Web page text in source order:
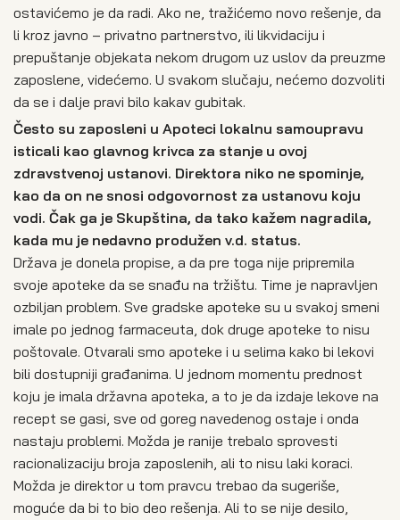
ostavićemo je da radi. Ako ne, tražićemo novo rešenje, da
li kroz javno – privatno partnerstvo, ili likvidaciju i
prepuštanje objekata nekom drugom uz uslov da preuzme
zaposlene, videćemo. U svakom slučaju, nećemo dozvoliti
da se i dalje pravi bilo kakav gubitak.
Često su zaposleni u Apoteci lokalnu samoupravu
isticali kao glavnog krivca za stanje u ovoj
zdravstvenoj ustanovi. Direktora niko ne spominje,
kao da on ne snosi odgovornost za ustanovu koju
vodi. Čak ga je Skupština, da tako kažem nagradila,
kada mu je nedavno produžen v.d. status.
Država je donela propise, a da pre toga nije pripremila
svoje apoteke da se snađu na tržištu. Time je napravljen
ozbiljan problem. Sve gradske apoteke su u svakoj smeni
imale po jednog farmaceuta, dok druge apoteke to nisu
poštovale. Otvarali smo apoteke i u selima kako bi lekovi
bili dostupniji građanima. U jednom momentu prednost
koju je imala državna apoteka, a to je da izdaje lekove na
recept se gasi, sve od goreg navedenog ostaje i onda
nastaju problemi. Možda je ranije trebalo sprovesti
racionalizaciju broja zaposlenih, ali to nisu laki koraci.
Možda je direktor u tom pravcu trebao da sugeriše,
moguće da bi to bio deo rešenja. Ali to se nije desilo,